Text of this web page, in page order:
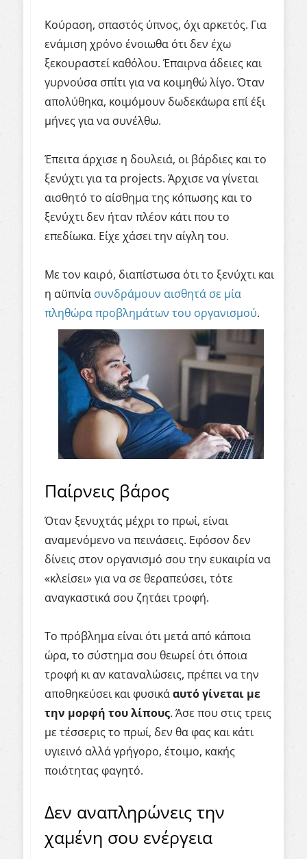
Κούραση, σπαστός ύπνος, όχι αρκετός. Για
ενάμιση χρόνο ένοιωθα ότι δεν έχω
ξεκουραστεί καθόλου. Έπαιρνα άδειες και
γυρνούσα σπίτι για να κοιμηθώ λίγο. Όταν
απολύθηκα, κοιμόμουν δωδεκάωρα επί έξι
μήνες για να συνέλθω.
Έπειτα άρχισε η δουλειά, οι βάρδιες και το
ξενύχτι για τα projects. Άρχισε να γίνεται
αισθητό το αίσθημα της κόπωσης και το
ξενύχτι δεν ήταν πλέον κάτι που το
επεδίωκα. Είχε χάσει την αίγλη του.
Με τον καιρό, διαπίστωσα ότι το ξενύχτι και
η αϋπνία συνδράμουν αισθητά σε μία
πληθώρα προβλημάτων του οργανισμού.
Παίρνεις βάρος
Όταν ξενυχτάς μέχρι το πρωί, είναι
αναμενόμενο να πεινάσεις. Εφόσον δεν
δίνεις στον οργανισμό σου την ευκαιρία να
«κλείσει» για να σε θεραπεύσει, τότε
αναγκαστικά σου ζητάει τροφή.
Το πρόβλημα είναι ότι μετά από κάποια
ώρα, το σύστημα σου θεωρεί ότι όποια
τροφή κι αν καταναλώσεις, πρέπει να την
αποθηκεύσει και φυσικάαυτό γίνεται με
την μορφή του λίπους. Άσε που στις τρεις
με τέσσερις το πρωί, δεν θα φας και κάτι
υγιεινό αλλά γρήγορο, έτοιμο, κακής
ποιότητας φαγητό.
Δεν αναπληρώνεις την
χαμένη σου ενέργεια